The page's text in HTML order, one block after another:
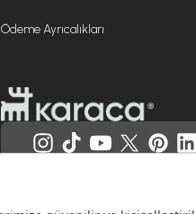
Ödeme Ayrıcalıkları